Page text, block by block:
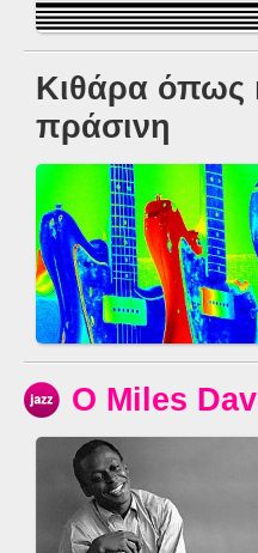
Κιθάρα όπως
πράσινη
Ο Miles